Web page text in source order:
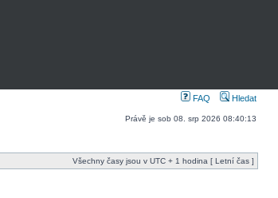
FAQ Hledat
Právě je sob 08. srp 2026 08:40:13
Všechny časy jsou v UTC + 1 hodina [ Letní čas ]